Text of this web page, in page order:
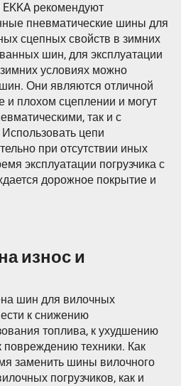
рекомендуют
пневматические шины для
сцепных свойств в зимних
шин, для эксплуатации
зимних условиях можно
Они являются отличной
и плохом сцеплении и могут
так и с
цепи
при отсутствии иных
эксплуатации погрузчика с
дорожное покрытие и
износ и
шин для вилочных
к снижению
топлива, к ухудшению
повреждению техники. Как
заменить шины вилочного
погрузчиков, как и